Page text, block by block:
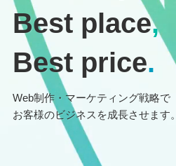
Best place,
Best price.
Web制作・マーケティング戦略で
お客様のビジネスを成長させます。